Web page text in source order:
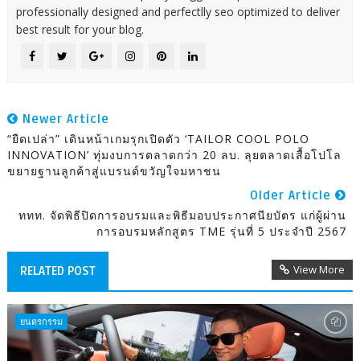
professionally designed and perfectlly seo optimized to deliver
best result for your blog.
Newer Article
“ยืดเปล่า” เดินหน้าเกมรุกเปิดตัว ‘TAILOR COOL POLO
INNOVATION’ ทุ่มงบการตลาดกว่า 20 ลบ. ลุยตลาดเสื้อโปโล
ขยายฐานลูกค้าสู่แบรนด์ขวัญใจมหาชน
Older Article
ททท. จัดพิธีปิดการอบรมและพิธีมอบประกาศนียบัตร แก่ผู้ผ่าน
การอบรมหลักสูตร TME รุ่นที่ 5 ประจำปี 2567
RELATED POST View More
ยนตรกรรม